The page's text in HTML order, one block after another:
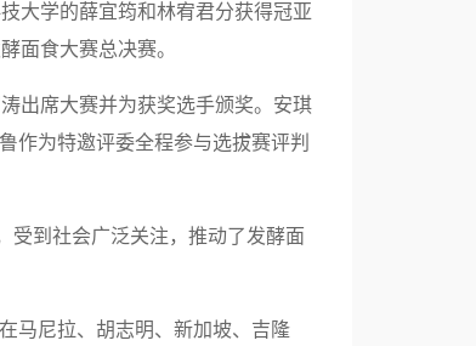
大学的薛宜筠和林宥君分获得冠亚
面食大赛总决赛。
出席大赛并为获奖选手颁奖。安琪
作为特邀评委全程参与选拔赛评判
受到社会广泛关注，推动了发酵面
马尼拉、胡志明、新加坡、吉隆